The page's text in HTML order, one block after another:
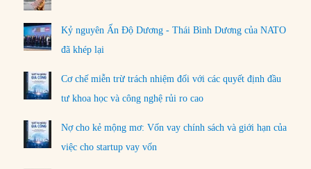
Kỷ nguyên Ấn Độ Dương - Thái Bình Dương của NATO
đã khép lại
Cơ chế miễn trừ trách nhiệm đối với các quyết định đầu
tư khoa học và công nghệ rủi ro cao
Nợ cho kẻ mộng mơ: Vốn vay chính sách và giới hạn của
việc cho startup vay vốn